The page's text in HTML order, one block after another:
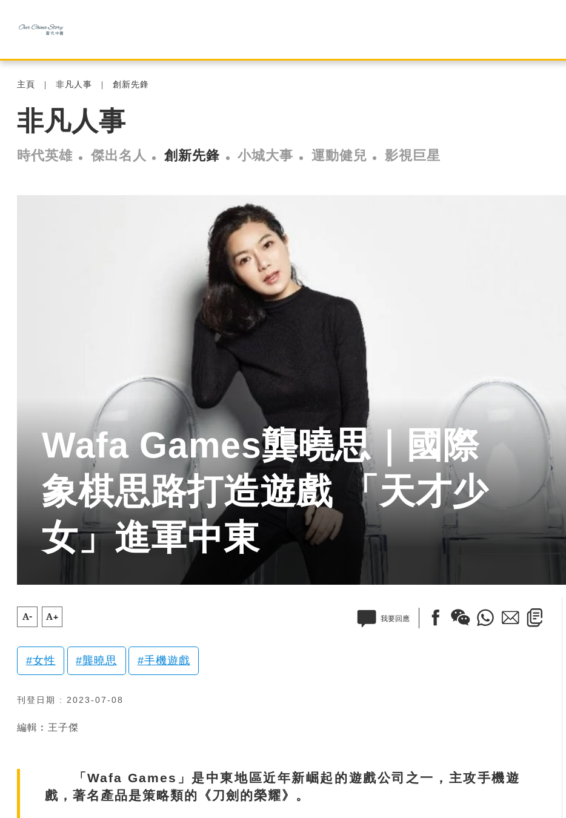
主頁 非凡人事 創新先鋒
非凡人事
時代英雄 傑出名人 創新先鋒 小城大事 運動健兒 影視巨星
Wafa Games龔曉思｜國際
象棋思路打造遊戲 「天才少
女」進軍中東
A- A+ 我要回應
女性 龔曉思 手機遊戲
刊登日期 : 2023-07-08
編輯︰王子傑
「Wafa Games」是中東地區近年新崛起的遊戲公司之一，主攻手機遊
戲，著名產品是策略類的《刀劍的榮耀》。